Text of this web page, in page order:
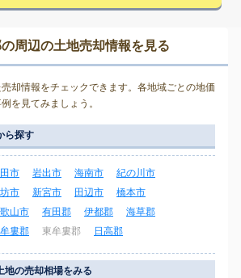
周辺の土地売却情報を見る
却情報をチェックできます。各地域ごとの地価
を見てみましょう。
ら探す
市 岩出市 海南市
紀の川市
市
新宮市 田辺市
橋本市
山市
有田郡 伊都郡
海草郡
婁郡
東牟婁郡 日高郡
地の売却相場をみる